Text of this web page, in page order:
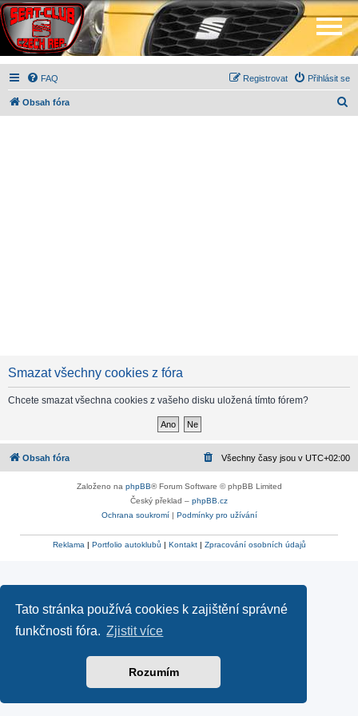
Tato stránka používá cookies k zajištění správné
funkčnosti fóra. Zjistit více
Rozumím
FAQ Přihlásit se
Registrovat
Obsah fóra
Smazat všechny cookies z fóra
Chcete smazat všechna cookies z vašeho disku uložená tímto fórem?
Obsah fóra Všechny časy jsou v UTC+02:00
Založeno na phpBB® Forum Software © phpBB Limited
Český překlad – phpBB.cz
Ochrana soukromí| Podmínky pro užívání
Reklama | Portfolio autoklubů | Kontakt| Zpracování osobních údajů